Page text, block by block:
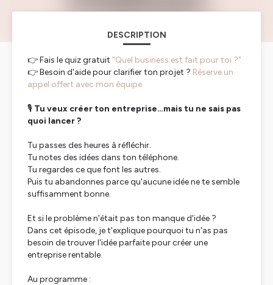
DESCRIPTION
👉 Fais le quiz gratuit "Quel business est fait pour toi ?"
👉 Besoin d'aide pour clarifier ton projet ? Réserve un
appel offert avec mon équipe
🎙️ Tu veux créer ton entreprise…mais tu ne sais pas
quoi lancer ?
Tu passes des heures à réfléchir.
Tu notes des idées dans ton téléphone.
Tu regardes ce que font les autres.
Puis tu abandonnes parce qu'aucune idée ne te semble
suffisamment bonne.
Et si le problème n'était pas ton manque d'idée ?
Dans cet épisode, je t'explique pourquoi tu n'as pas
besoin de trouver l'idée parfaite pour créer une
entreprise rentable.
Au programme :